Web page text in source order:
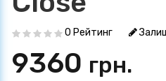
0 Рейтинг
9360 грн.